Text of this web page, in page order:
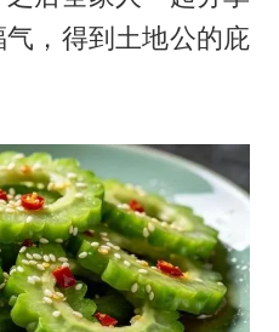
，得到土地公的庇